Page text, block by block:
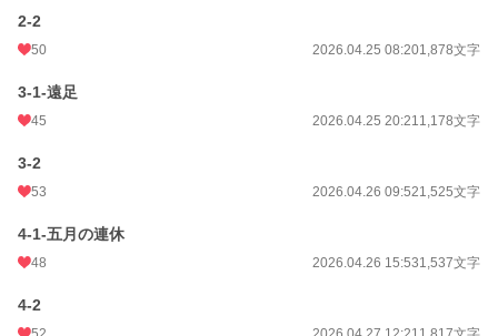
2-2
50 2026.04.25 08:201,878文字
3-1-遠足
45 2026.04.25 20:211,178文字
3-2
53 2026.04.26 09:521,525文字
4-1-五月の連休
48 2026.04.26 15:531,537文字
4-2